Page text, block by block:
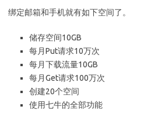
绑定邮箱和手机就有如下空间了。
储存空间10GB
每月Put请求10万次
每月下载流量10GB
每月Get请求100万次
创建20个空间
使用七牛的全部功能